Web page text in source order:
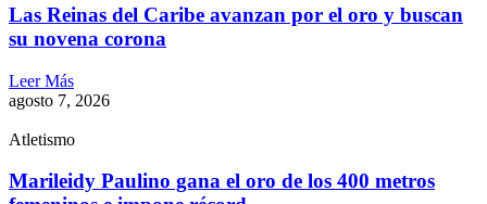
Las Reinas del Caribe avanzan por el oro y buscan
su novena corona
Leer Más
agosto 7, 2026
Atletismo
Marileidy Paulino gana el oro de los 400 metros